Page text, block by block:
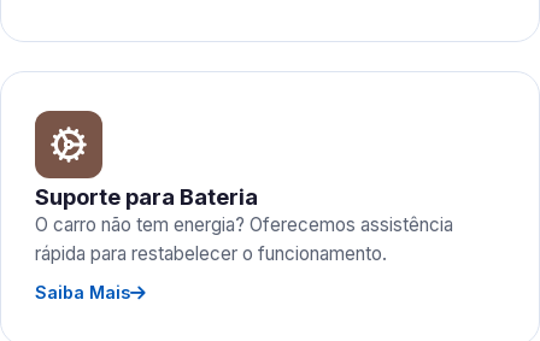
Suporte para Bateria
O carro não tem energia? Oferecemos assistência
rápida para restabelecer o funcionamento.
Saiba Mais